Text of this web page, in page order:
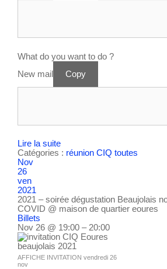
What do you want to do ?
New mail
Copy
Lire la suite
Catégories : réunion CIQ toutes
Nov
26
ven
2021
2021 – soirée dégustation Beaujolais
COVID @ maison de quartier eoures
Billets
Nov 26 @ 19:00 – 20:00
AFFICHE INVITATION vendredi 26
nov